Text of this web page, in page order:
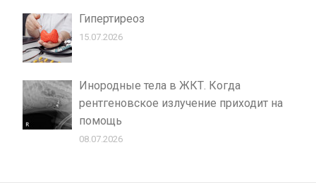
Гипертиреоз
15.07.2026
Инородные тела в ЖКТ. Когда
рентгеновское излучение приходит на
помощь
08.07.2026